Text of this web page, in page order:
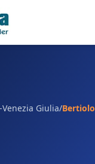
Giulia/Bertiolo